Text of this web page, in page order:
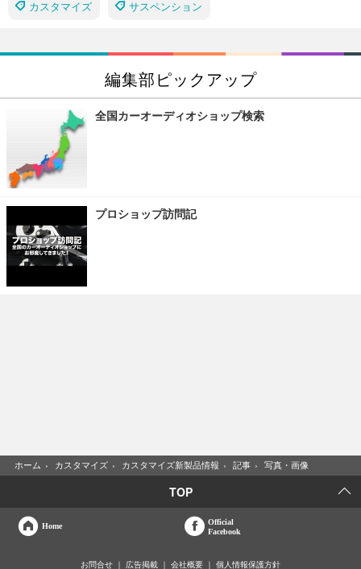
カスタマイズ サスペンション
編集部ピックアップ
全国カーオーディオショップ検索
プロショップ訪問記
ホーム › カスタマイズ › カスタマイズ新製品情報 › 記事 › 写真・画像
TOP
Home
Official
Facebook
お問合せ 広告掲載 会社概要 個人情報保護方針